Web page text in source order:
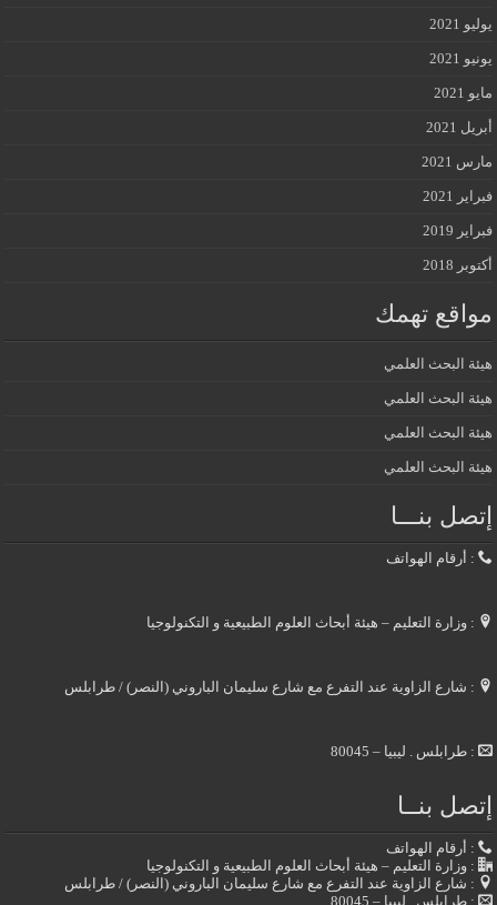
يوليو 2021
يونيو 2021
مايو 2021
أبريل 2021
مارس 2021
فبراير 2021
فبراير 2019
أكتوبر 2018
مواقع تهمك
هيئة البحث العلمي
هيئة البحث العلمي
هيئة البحث العلمي
هيئة البحث العلمي
إتصل بنـــا
: أرقام الهواتف
: وزارة التعليم – هيئة أبحاث العلوم الطبيعية و التكنولوجيا
: شارع الزاوية عند التفرع مع شارع سليمان الباروني (النصر) / طرابلس
: طرابلس . ليبيا – 80045
إتصل بنــا
: أرقام الهواتف
: وزارة التعليم – هيئة أبحاث العلوم الطبيعية و التكنولوجيا
: شارع الزاوية عند التفرع مع شارع سليمان الباروني (النصر) / طرابلس
: طرابلس . ليبيا – 80045